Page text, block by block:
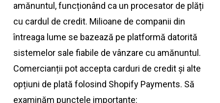
amănuntul, funcționând ca un procesator de plăți
cu cardul de credit. Milioane de companii din
întreaga lume se bazează pe platformă datorită
sistemelor sale fiabile de vânzare cu amănuntul.
Comercianții pot accepta carduri de credit și alte
opțiuni de plată folosind Shopify Payments. Să
examinăm punctele importante: